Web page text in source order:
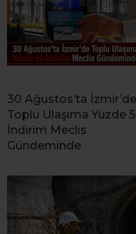
30 Ağustos’ta İzmir’de
Toplu Ulaşıma Yüzde
İndirim Meclis
Gündeminde